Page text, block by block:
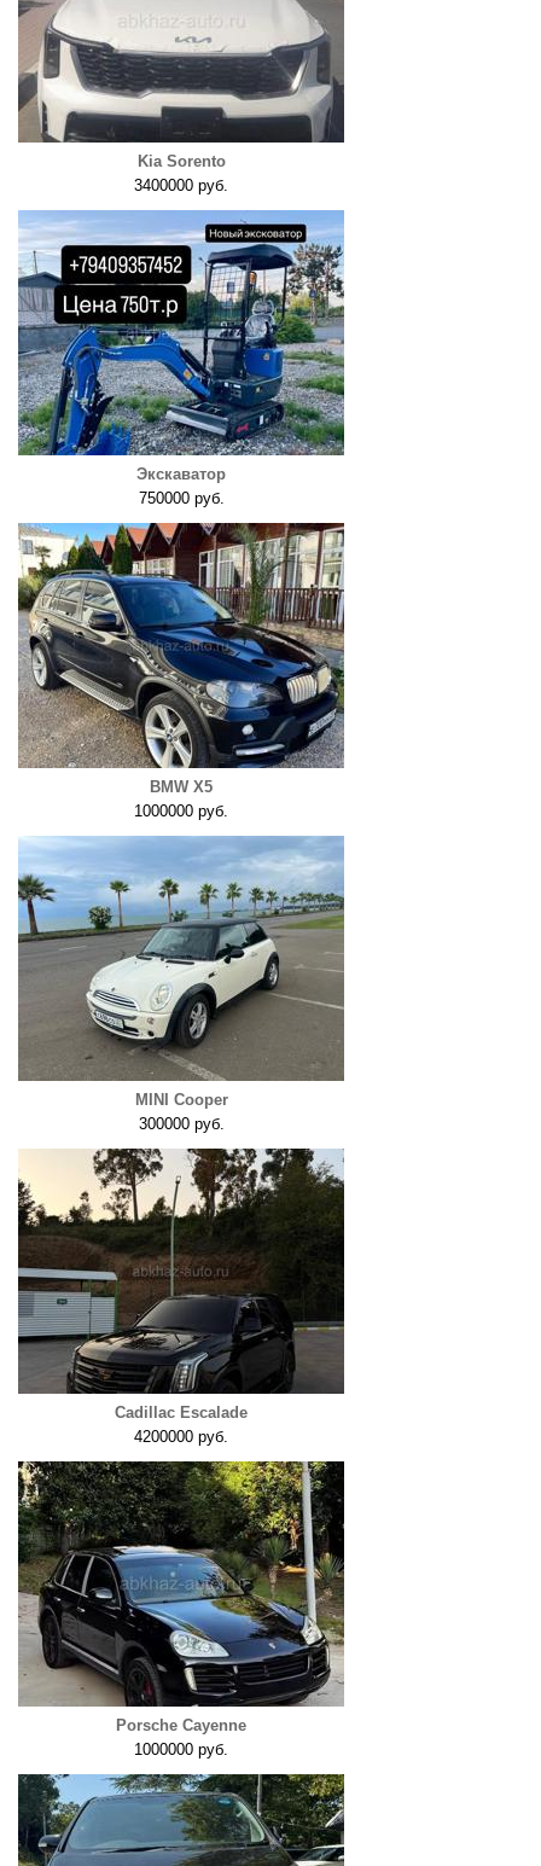
Kia Sorento
3400000 руб.
Экскаватор
750000 руб.
BMW X5
1000000 руб.
MINI Cooper
300000 руб.
Cadillac Escalade
4200000 руб.
Porsche Cayenne
1000000 руб.